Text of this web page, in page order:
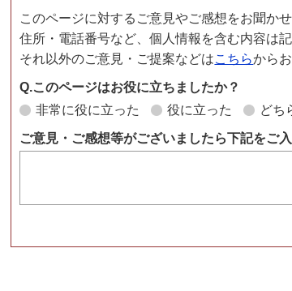
このページに対するご意見やご感想をお聞か
住所・電話番号など、個人情報を含む内容は
それ以外のご意見・ご提案などはこちらから
Q.このページはお役に立ちましたか？
非常に役に立った
役に立った どち
ご意見・ご感想等がございましたら下記をご